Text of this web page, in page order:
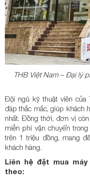
THB Việt Nam – Đại lý
Đội ngũ kỹ thuật viên của
đáp thắc mắc, giúp khách
nhất. Đồng thời, đơn vị
miễn phí vận chuyển
trên 1 triệu đồng, mang
khách hàng.
Liên hệ đặt mua
theo: